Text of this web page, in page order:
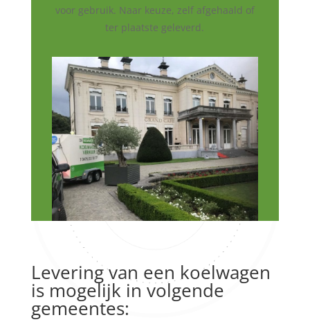
voor gebruik. Naar keuze, zelf afgehaald of
ter plaatste geleverd.
Levering van een koelwagen
is mogelijk in volgende
gemeentes: